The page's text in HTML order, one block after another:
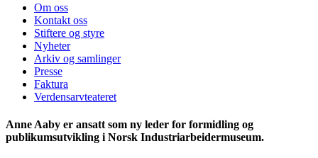
Om oss
Kontakt oss
Stiftere og styre
Nyheter
Arkiv og samlinger
Presse
Faktura
Verdensarvteateret
Anne Aaby er ansatt som ny leder for formidling og
publikumsutvikling i Norsk Industriarbeidermuseum.